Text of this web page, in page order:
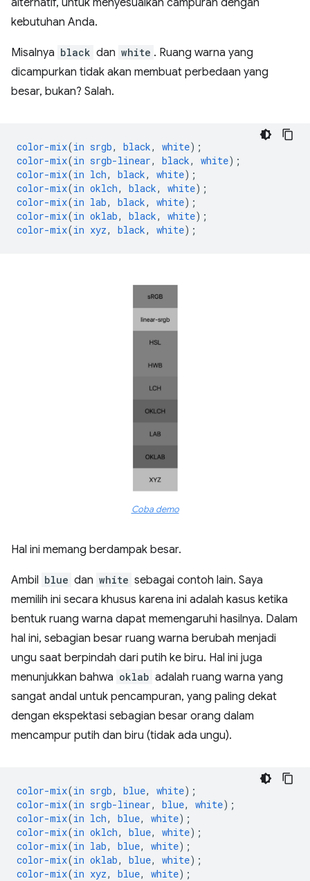
kebutuhan Anda.
Misalnya black dan white . Ruang warna yang
dicampurkan tidak akan membuat perbedaan yang
besar, bukan? Salah.
color-mix(in srgb, black, white);
color-mix(in srgb-linear, black, white);
color-mix(in lch, black, white);
color-mix(in oklch, black, white);
color-mix(in lab, black, white);
color-mix(in oklab, black, white);
color-mix(in xyz, black, white);
Coba demo
Hal ini memang berdampak besar.
Ambil blue dan white sebagai contoh lain. Saya
memilih ini secara khusus karena ini adalah kasus ketika
bentuk ruang warna dapat memengaruhi hasilnya. Dalam
hal ini, sebagian besar ruang warna berubah menjadi
ungu saat berpindah dari putih ke biru. Hal ini juga
menunjukkan bahwa oklab adalah ruang warna yang
sangat andal untuk pencampuran, yang paling dekat
dengan ekspektasi sebagian besar orang dalam
mencampur putih dan biru (tidak ada ungu).
color-mix(in srgb, blue, white);
color-mix(in srgb-linear, blue, white);
color-mix(in lch, blue, white);
color-mix(in oklch, blue, white);
color-mix(in lab, blue, white);
color-mix(in oklab, blue, white);
color-mix(in xyz, blue, white);